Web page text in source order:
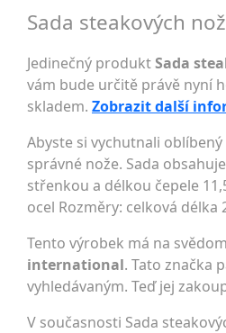
Sada steakových
Jedinečný produktSada
vám bude určitě právě nyní
skladem. Zobrazit další
Abyste si vychutnali
správné nože. Sada
střenkou a délkou čepele
ocel Rozměry: celková délka
Tento výrobek má na
international. Tato značka
vyhledávaným. Teď jej
V současnosti Sada